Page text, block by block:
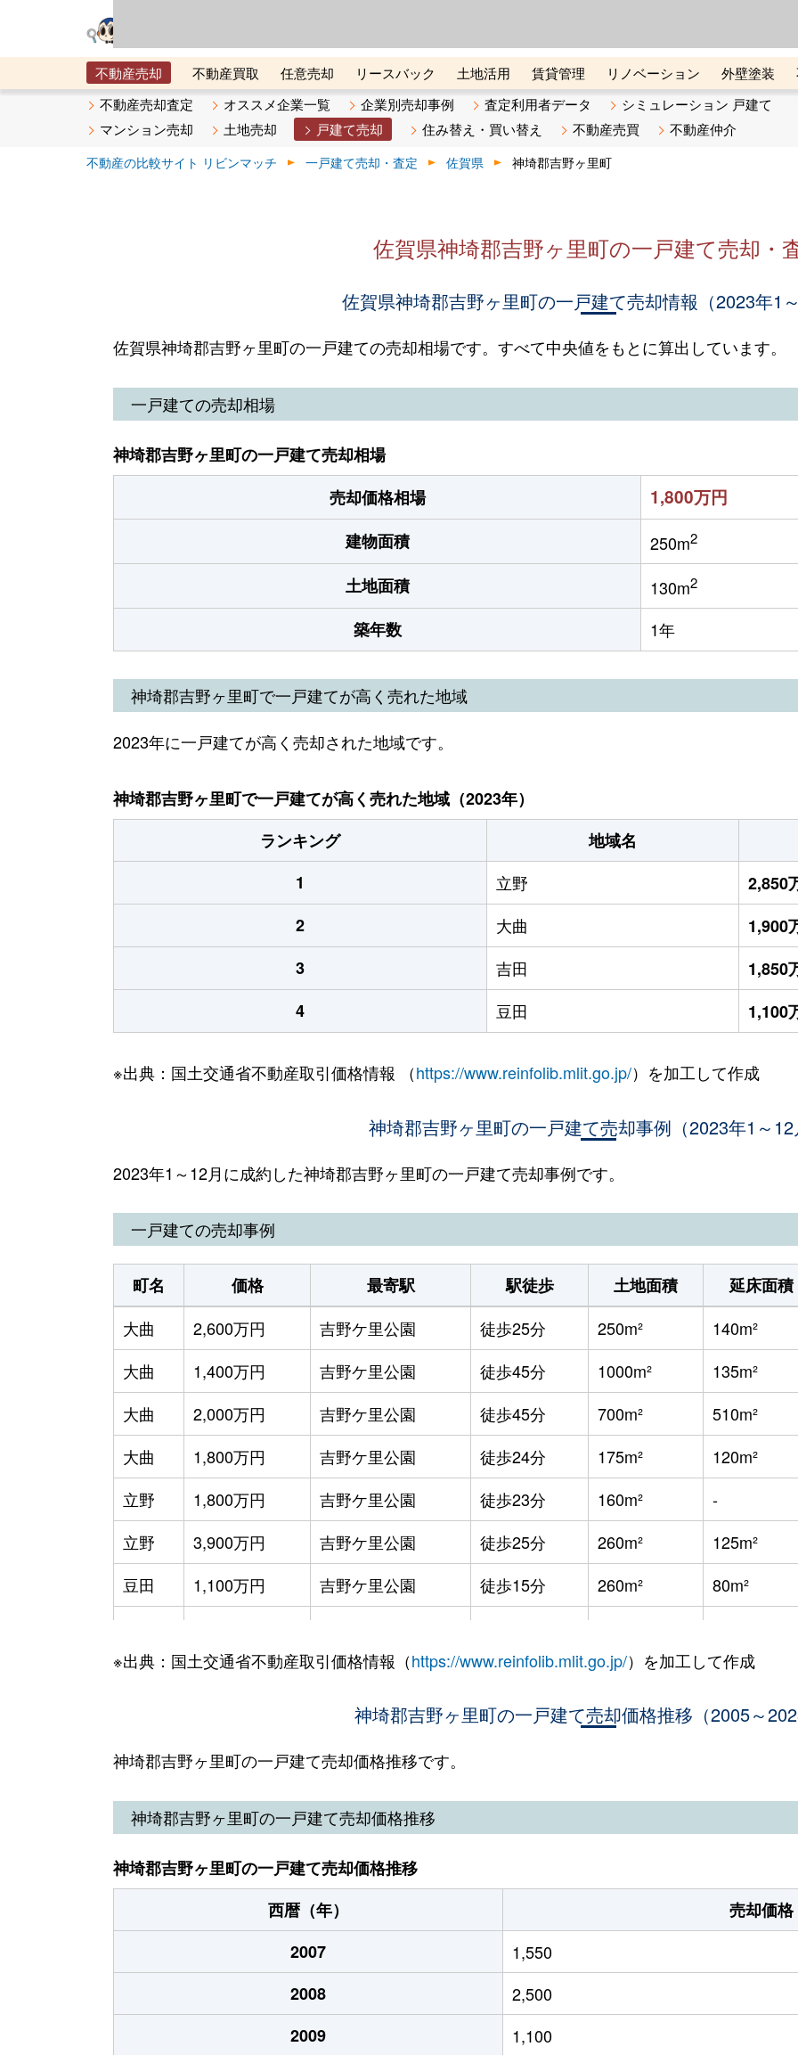
不動産売却 不動産買取 任意売却 リースバック 土地活用 賃貸管理 リノベーション 外壁塗装
メタ住宅展示場
ベスト不動産カンパニー オンライン講座 リビンマガジンBiz 不動産売却ご相談デスク
不動産売却査定 オススメ企業一覧 企業別売却事例 査定利用者データ
シミュレーション 戸建て
マンション売却
土地売却 戸建て売却 住み替え・買い替え 不動産売買 不動産仲介
不動産の比較サイト リビンマッチ 一戸建て売却・査定 佐賀県 神埼郡吉野ヶ里町
佐賀県神埼郡吉野ヶ里町の一戸建て売却・
佐賀県神埼郡吉野ヶ里町の一戸建て売却情報（2023年1～
佐賀県神埼郡吉野ヶ里町の一戸建ての売却相場です。すべて中央値をもとに算出しています。
一戸建ての売却相場
神埼郡吉野ヶ里町の一戸建て売却相場
売却価格相場
1,800万円
建物面積 250m2
土地面積 130m2
築年数 1年
神埼郡吉野ヶ里町で一戸建てが高く売れた地域
2023年に一戸建てが高く売却された地域です。
神埼郡吉野ヶ里町で一戸建てが高く売れた地域（2023年）
ランキング
地域名
1
立野
2,850
2
大曲
1,900
3
吉田
1,850
4
豆田 1,100
※出典：国土交通省不動産取引価格情報 （https://www.reinfolib.mlit.go.jp/）を加工して作成
神埼郡吉野ヶ里町の一戸建て売却事例（2023年1～12
2023年1～12月に成約した神埼郡吉野ヶ里町の一戸建て売却事例です。
一戸建ての売却事例
町名 価格 最寄駅 駅徒歩 土地面積 延床面積
大曲
2,600万円 吉野ケ里公園 徒歩25分 250m² 140m²
大曲
1,400万円 吉野ケ里公園 徒歩45分 1000m² 135m²
大曲
2,000万円 吉野ケ里公園 徒歩45分 700m² 510m²
大曲
1,800万円 吉野ケ里公園 徒歩24分 175m² 120m²
立野
1,800万円 吉野ケ里公園 徒歩23分 160m² -
立野
3,900万円 吉野ケ里公園 徒歩25分 260m² 125m²
豆田
1,100万円 吉野ケ里公園 徒歩15分 260m² 80m²
吉田
3,500万円 吉野ケ里公園 徒歩6分 910m² 140m²
吉野ケ里公園 徒歩1分 90m² -
吉田
1,700万円 吉野ケ里公園
※出典：国土交通省不動産取引価格情報（https://www.reinfolib.mlit.go.jp/）を加工して作成
神埼郡吉野ヶ里町の一戸建て売却価格推移（2005～
神埼郡吉野ヶ里町の一戸建て売却価格推移です。
神埼郡吉野ヶ里町の一戸建て売却価格推移
神埼郡吉野ヶ里町の一戸建て売却価格推移
西暦（年）
売却価格
2007
1,550
2008
2,500
2009
1,100